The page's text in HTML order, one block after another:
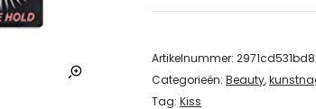
Artikelnummer: 2971cd531bd8
Categorieën: Beauty,
Tag: Kiss